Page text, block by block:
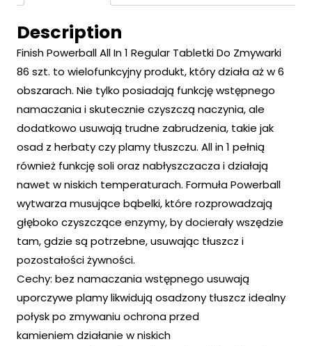
Description
Finish Powerball All In 1 Regular Tabletki Do Zmywarki
86 szt. to wielofunkcyjny produkt, który działa aż w 6
obszarach. Nie tylko posiadają funkcję wstępnego
namaczania i skutecznie czyszczą naczynia, ale
dodatkowo usuwają trudne zabrudzenia, takie jak
osad z herbaty czy plamy tłuszczu. All in 1 pełnią
również funkcję soli oraz nabłyszczacza i działają
nawet w niskich temperaturach. Formuła Powerball
wytwarza musujące bąbelki, które rozprowadzają
głęboko czyszczące enzymy, by docierały wszędzie
tam, gdzie są potrzebne, usuwając tłuszcz i
pozostałości żywności.
Cechy: bez namaczania wstępnego usuwają
uporczywe plamy likwidują osadzony tłuszcz idealny
połysk po zmywaniu ochrona przed
kamieniem działanie w niskich